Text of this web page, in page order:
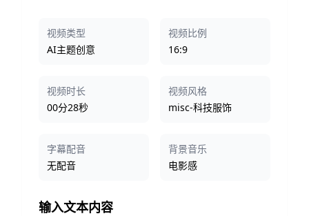
视频类型
AI主题创意
视频比例
16:9
视频时长
00分28秒
视频风格
misc-科技服饰
字幕配音
无配音
背景音乐
电影感
输入文本内容